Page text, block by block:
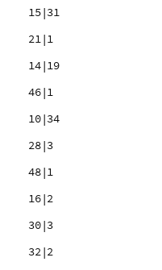
15|31
21|1
14|19
46|1
10|34
28|3
48|1
16|2
30|3
32|2